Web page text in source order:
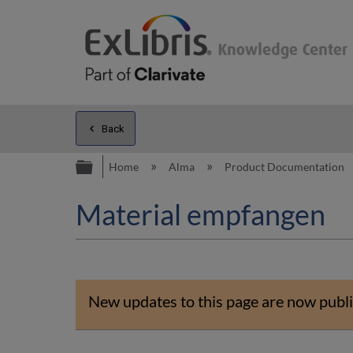
Back
Expand/collapse global
Home Alma Product Documentation
Material empfangen
New updates to this page are now